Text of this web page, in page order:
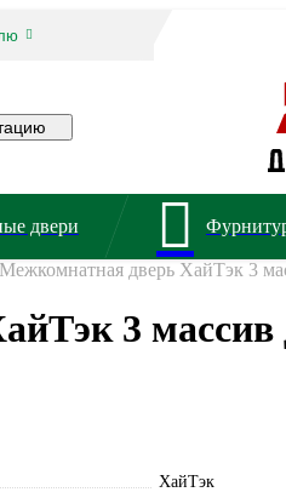
двери
Межкомнатная дверь ХайТэк 3
3
ХайТэк